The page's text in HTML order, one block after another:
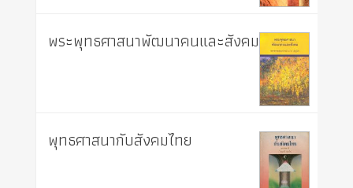
พระพุทธศาสนาพัฒนาคนและสังคม
พุทธศาสนากับสังคมไทย